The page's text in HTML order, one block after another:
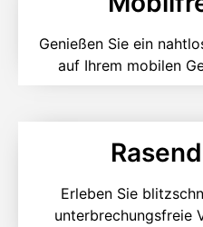
Genießen Sie ein
auf Ihrem mobilen
Erleben Sie
unterbrechungsfreie